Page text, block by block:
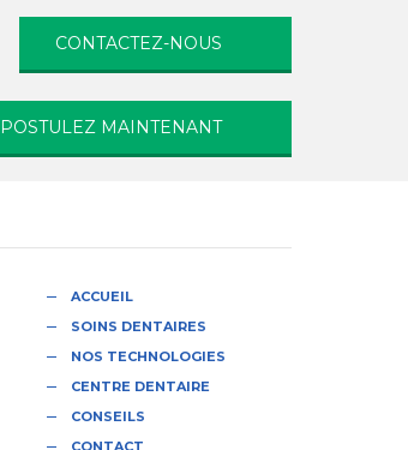
CONTACTEZ-NOUS
POSTULEZ MAINTENANT
ACCUEIL
SOINS DENTAIRES
NOS TECHNOLOGIES
CENTRE DENTAIRE
CONSEILS
CONTACT